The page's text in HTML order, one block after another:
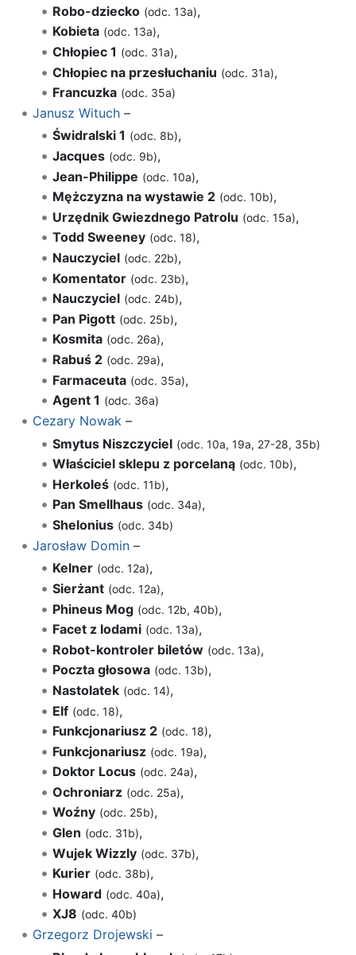
Robo-dziecko (odc. 13a),
Kobieta (odc. 13a),
Chłopiec 1 (odc. 31a),
Chłopiec na przesłuchaniu (odc. 31a),
Francuzka (odc. 35a)
Janusz Wituch–
Świdralski 1 (odc. 8b),
Jacques (odc. 9b),
Jean-Philippe (odc. 10a),
Mężczyzna na wystawie 2 (odc. 10b),
Urzędnik Gwiezdnego Patrolu (odc. 15a),
Todd Sweeney (odc. 18),
Nauczyciel (odc. 22b),
Komentator (odc. 23b),
Nauczyciel (odc. 24b),
Pan Pigott (odc. 25b),
Kosmita (odc. 26a),
Rabuś 2 (odc. 29a),
Farmaceuta (odc. 35a),
Agent 1 (odc. 36a)
Cezary Nowak –
Smytus Niszczyciel (odc. 10a, 19a, 27-28, 35b)
Właściciel sklepu z porcelaną (odc. 10b),
Herkoleś (odc. 11b),
Pan Smellhaus (odc. 34a),
Shelonius (odc. 34b)
Jarosław Domin–
Kelner (odc. 12a),
Sierżant (odc. 12a),
Phineus Mog (odc. 12b, 40b),
Facet z lodami (odc. 13a),
Robot-kontroler biletów (odc. 13a),
Poczta głosowa (odc. 13b),
Nastolatek (odc. 14),
Elf (odc. 18),
Funkcjonariusz 2 (odc. 18),
Funkcjonariusz (odc. 19a),
Doktor Locus (odc. 24a),
Ochroniarz (odc. 25a),
Woźny (odc. 25b),
Glen (odc. 31b),
Wujek Wizzly (odc. 37b),
Kurier (odc. 38b),
Howard (odc. 40a),
XJ8 (odc. 40b)
Grzegorz Drojewski –